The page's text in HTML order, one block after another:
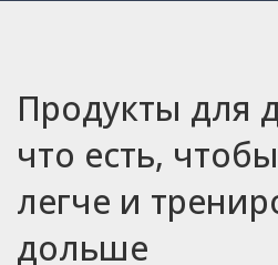
Продукты для
что есть,
легче и
дольше